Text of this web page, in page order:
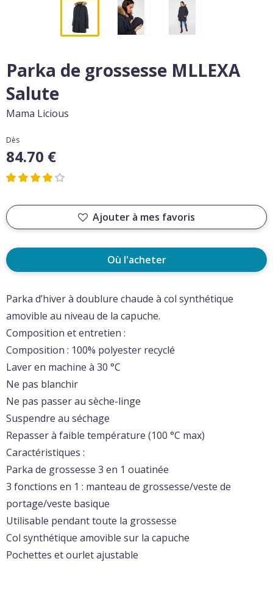
Parka de grossesse MLLEXA
Salute
Mama Licious
Dès
84.70 €
Ajouter à mes favoris
Où l'acheter
Parka d’hiver à doublure chaude à col synthétique
amovible au niveau de la capuche.
Composition et entretien :
Composition : 100% polyester recyclé
Laver en machine à 30 °C
Ne pas blanchir
Ne pas passer au sèche-linge
Suspendre au séchage
Repasser à faible température (100 °C max)
Caractéristiques :
Parka de grossesse 3 en 1 ouatinée
3 fonctions en 1 : manteau de grossesse/veste de
portage/veste basique
Utilisable pendant toute la grossesse
Col synthétique amovible sur la capuche
Pochettes et ourlet ajustable